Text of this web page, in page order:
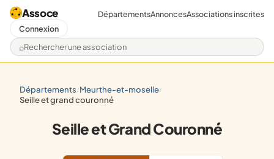
Assoce
Rechercher une association
DépartementsAnnoncesAssociations inscrites
Connexion
départements/ meurthe-et-moselle/
seille et grand couronné
Seille et Grand Couronné